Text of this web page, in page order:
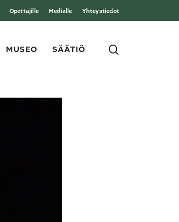
Opettajille Medialle Yhteystiedot
MUSEO SÄÄTIÖ